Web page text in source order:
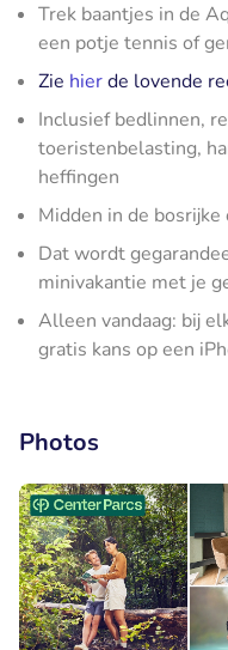
Trek baantjes in de
een potje tennis of
Zie hierde lovende
Inclusief bedlinnen,
toeristenbelasting,
heffingen
Midden in de
Dat wordt
minivakantie met je
Alleen vandaag: bij
gratis kans op een
Photos